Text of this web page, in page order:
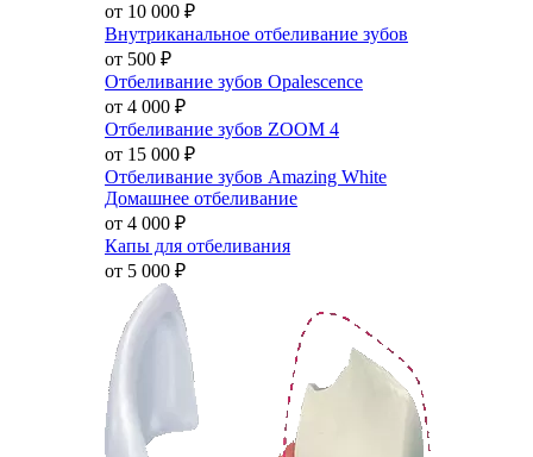
от 10 000 ₽
Внутриканальное отбеливание зубов
от 500 ₽
Отбеливание зубов Opalescence
от 4 000 ₽
Отбеливание зубов ZOOM 4
от 15 000 ₽
Отбеливание зубов Amazing White
Домашнее отбеливание
от 4 000 ₽
Капы для отбеливания
от 5 000 ₽